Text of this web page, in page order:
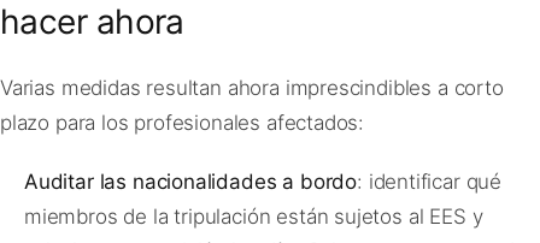
hacer ahora
Varias medidas resultan ahora imprescindibles a corto
plazo para los profesionales afectados:
Auditar las nacionalidades a bordo: identificar qué
miembros de la tripulación están sujetos al EES y